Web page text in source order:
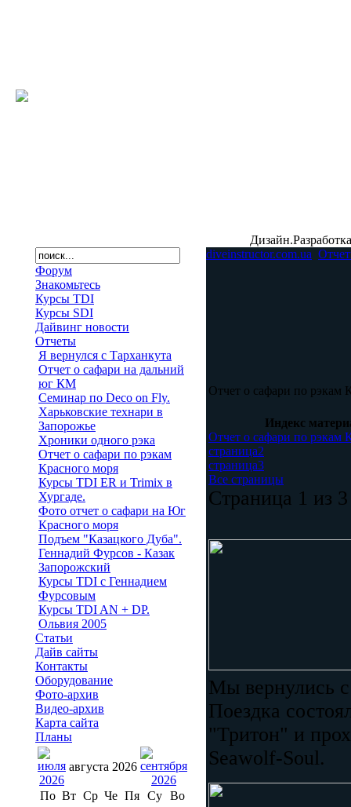
Форум
Знакомьтесь
Курсы TDI
Курсы SDI
Дайвинг новости
Отчеты
Я вернулся с Тарханкута
Отчет о сафари на дальний
юг КМ
Семинар по Deco on Fly.
Харьковские технари в
Запорожье
Хроники одного рэка
Отчет о сафари по рэкам
Красного моря
Курсы TDI ER и Trimix в
Хургаде.
Фото отчет о сафари на Юг
Красного моря
Подъем "Казацкого Дуба".
Геннадий Фурсов - Казак
Запорожский
Курсы ТDI c Геннадием
Фурсовым
Курсы TDI AN + DP.
Ольвия 2005
Статьи
Дайв сайты
Контакты
Оборудование
Фото-архив
Видео-архив
Карта сайта
Планы
августа 2026
По Вт Ср Че Пя Су Во
diveinstructor.com.ua
Отчет о сафари по рэкам
Индекс
Отчет о сафари по рэкам
страница2
страница3
Все страницы
Страница 1 из 3
Мы вернулись
Поездка
"Тритон" и
Seawolf-Soul.